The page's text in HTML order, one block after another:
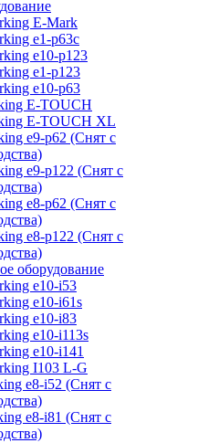
E-Mark
e1-p63с
e10-p123
e1-p123
e10-p63
E-TOUCH
E-TOUCH XL
e9-p62 (Снят с
e9-p122 (Снят с
e8-p62 (Снят с
e8-p122 (Снят с
оборудование
e10-i53
e10-i61s
e10-i83
e10-i113s
e10-i141
I103 L-G
e8-i52 (Снят с
e8-i81 (Снят с